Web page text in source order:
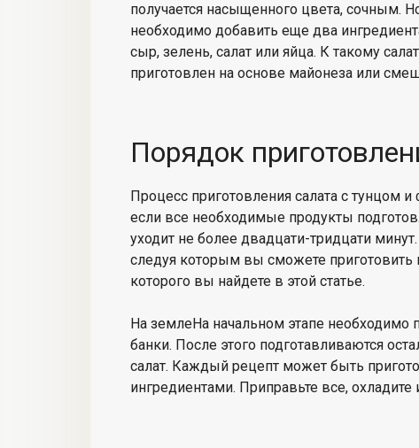
получается насыщенного цвета, сочным.
необходимо добавить еще два
сыр, зелень, салат или яйца. К такому
приготовлен на основе майонеза или
Порядок
Процесс приготовления салата с тунцом
если все необходимые продукты
уходит не более двадцати-тридцати
следуя которым вы сможете
которого вы найдете в этой статье.
На землеНа начальном этапе
банки. После этого подготавливаются
салат. Каждый рецепт может быть
ингредиентами. Приправьте все,